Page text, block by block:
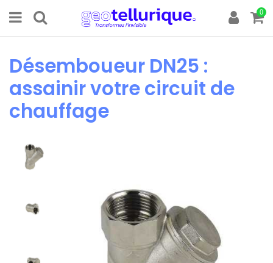
0
Désemboueur DN25 :
assainir votre circuit de
chauffage